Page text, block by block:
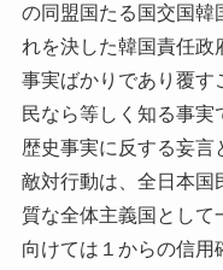
の同盟国たる国交国韓
れを決した韓国責任政
事実ばかりであり覆す
民なら等しく知る事実
歴史事実に反する妄言
敵対行動は、全日本国
質な全体主義国として
向けては１からの信用